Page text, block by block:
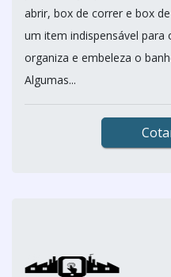
abrir, box de correr e box
um item indispensável
organiza e embeleza o
Algumas...